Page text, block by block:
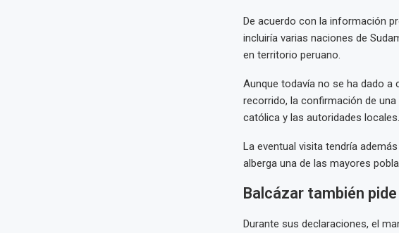
De acuerdo con la información
incluiría varias naciones de
en territorio peruano.
Aunque todavía no se ha dado a
recorrido, la confirmación de
católica y las autoridades locales.
La eventual visita tendría
alberga una de las mayores
Balcázar también
Durante sus declaraciones, el